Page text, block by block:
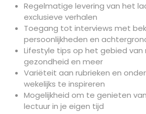
Regelmatige levering van het
exclusieve verhalen
Toegang tot interviews met
persoonlijkheden en
Lifestyle tips op het gebied van
gezondheid en meer
Variëteit aan rubrieken en
wekelijks te inspireren
Mogelijkheid om te genieten
lectuur in je eigen tijd